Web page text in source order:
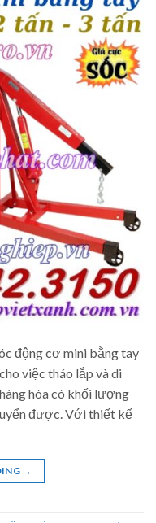
động cơ mini bằng tay
việc tháo lắp và di
hóa có khối lượng
được. Với thiết kế
→